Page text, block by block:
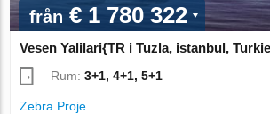
från € 1 780 322
Vesen Yalilari{TR i Tuzla, istanbul,
Rum:3+1, 4+1, 5+1
Zebra Proje